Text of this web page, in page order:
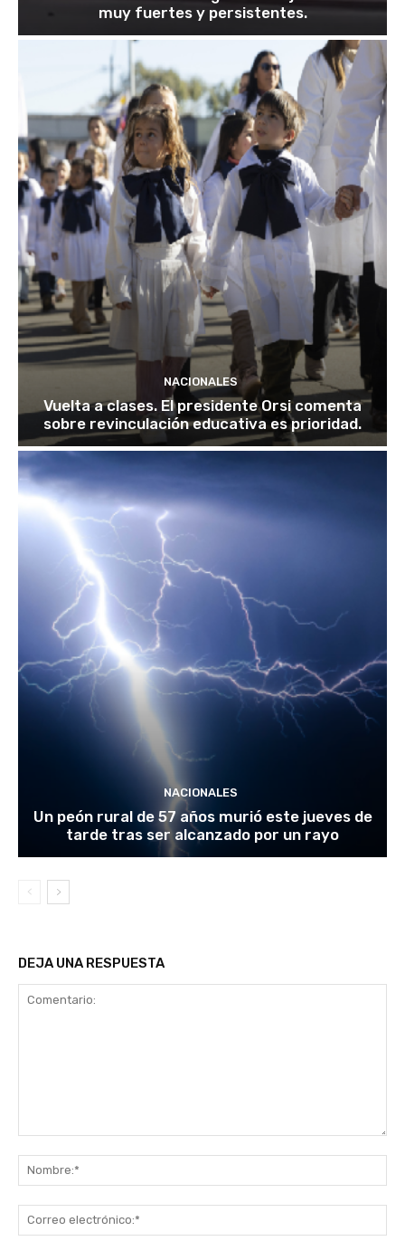
muy fuertes y persistentes.
NACIONALES
Vuelta a clases. El presidente Orsi comenta
sobre revinculación educativa es prioridad.
NACIONALES
Un peón rural de 57 años murió este jueves de
tarde tras ser alcanzado por un rayo
DEJA UNA RESPUESTA